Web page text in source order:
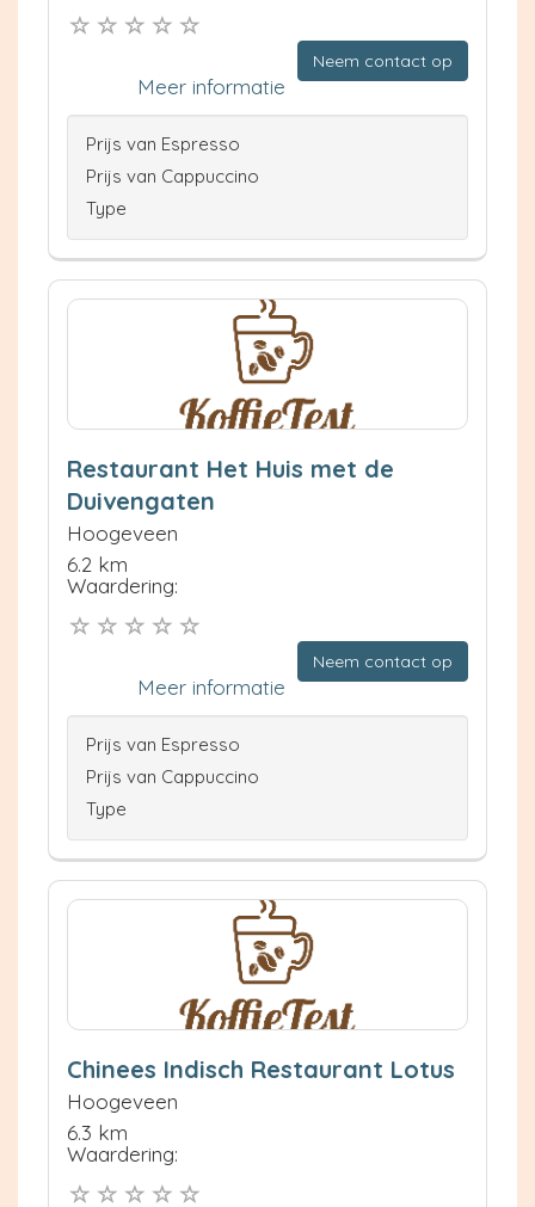
Neem contact op
Meer informatie
Prijs van Espresso
Prijs van Cappuccino
Type
Restaurant Het Huis met de
Duivengaten
Hoogeveen
6.2 km
Waardering:
Neem contact op
Meer informatie
Prijs van Espresso
Prijs van Cappuccino
Type
Chinees Indisch Restaurant Lotus
Hoogeveen
6.3 km
Waardering: